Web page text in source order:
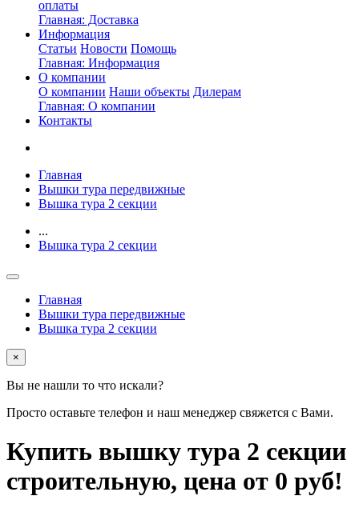
оплаты
Главная: Доставка
Информация
Статьи Новости Помощь
Главная: Информация
О компании
О компании Наши объекты Дилерам
Главная: О компании
Контакты
Главная
Вышки тура передвижные
Вышка тура 2 секции
...
Вышка тура 2 секции
Главная
Вышки тура передвижные
Вышка тура 2 секции
×
Вы не нашли то что искали?
Просто оставьте телефон и наш менеджер свяжется с Вами.
Купить вышку тура 2 секции
строительную, цена от 0 руб!